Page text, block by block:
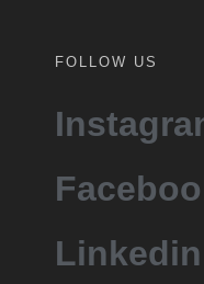
FOLLOW US
Linkedin